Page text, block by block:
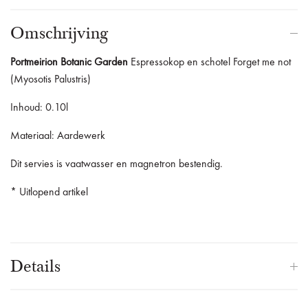
Omschrijving
Portmeirion Botanic Garden Espressokop en schotel Forget me not
(Myosotis Palustris)
Inhoud: 0.10l
Materiaal: Aardewerk
Dit servies is vaatwasser en magnetron bestendig.
* Uitlopend artikel
Details